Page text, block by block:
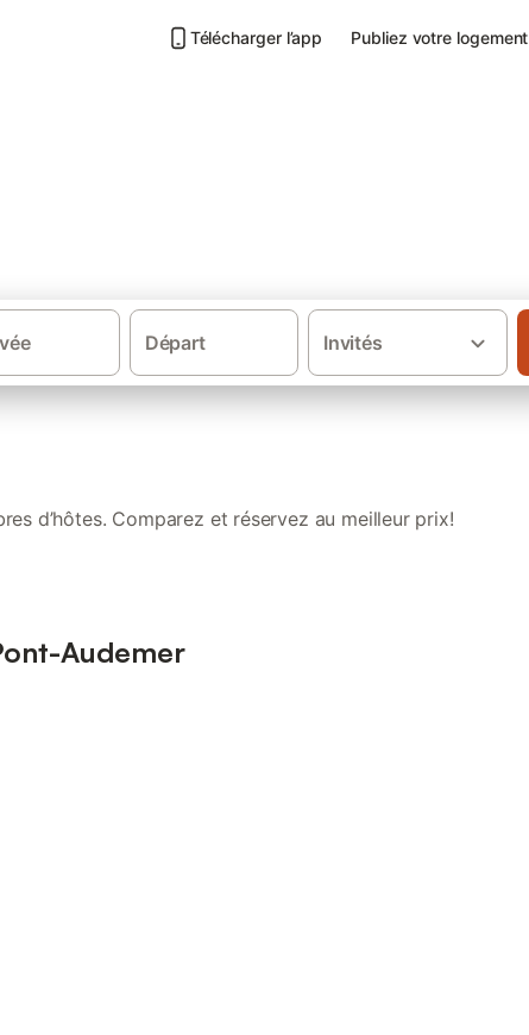
Télécharger l’app Publiez votre logement
Départ Invités
d’hôtes. Comparez et réservez au meilleur prix!
Audemer